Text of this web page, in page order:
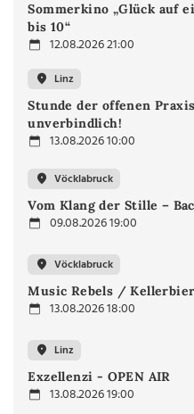
Sommerkino „Glück auf
bis 10“
12.08.2026 21:00
Linz
Stunde der offenen
unverbindlich!
13.08.2026 10:00
Vöcklabruck
Vom Klang der Stille –
09.08.2026 19:00
Vöcklabruck
Music Rebels /
13.08.2026 18:00
Linz
Exzellenzi - OPEN AIR
13.08.2026 19:00